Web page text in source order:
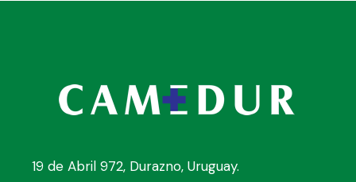
19 de Abril 972, Durazno, Uruguay.